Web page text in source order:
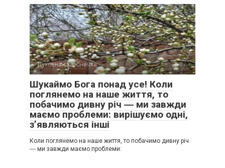
Духовна скарбничка 0
Шукаймо Бога понад усе! Коли
поглянемо на наше життя, то
побачимо дивну річ ― ми завжди
маємо проблеми: вирішуємо одні,
з’являються інші
Коли поглянемо на наше життя, то побачимо дивну річ
― ми завжди маємо проблеми: